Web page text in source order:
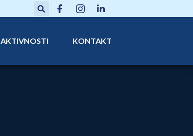
AKTIVNOSTI KONTAKT